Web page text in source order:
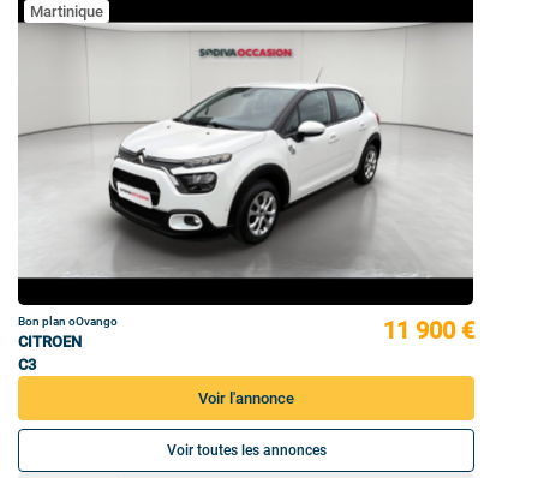
Martinique
Bon plan oOvango
CITROEN
C3
11 900 €
Voir l'annonce
Voir toutes les annonces